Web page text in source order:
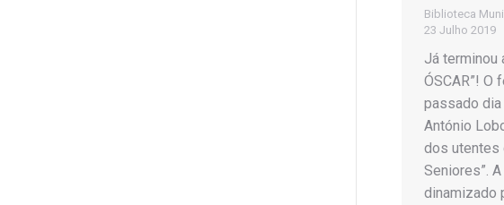
Biblioteca
23 Julho 2019
Já terminou
ÓSCAR”! O
passado
António
dos utentes
Seniores”.
dinamizado